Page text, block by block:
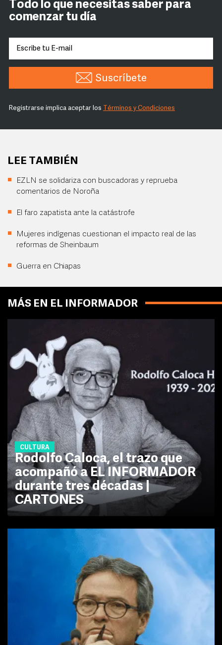
Todo lo que necesitas saber para
comenzar tu día
Suscríbete
Registrarse implica aceptar los Términos y Condiciones
LEE TAMBIÉN
EZLN se solidariza con buscadoras y reprueba
comentarios de Noroña
El faro zapatista ante la catástrofe
Mujeres indígenas cuestionan el impacto real de las
reformas de Sheinbaum
Guerra en Chiapas
MÁS EN EL INFORMADOR
CULTURA
Rodolfo Caloca, el trazo que
acompañó a EL INFORMADOR
durante tres décadas |
CARTONES